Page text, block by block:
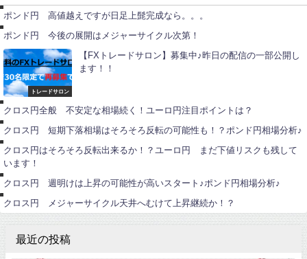
ポンド円 高値越えですが日足上髭完成なら。。。
ポンド円 今後の展開はメジャーサイクル次第！
トレードサロン
【FXトレードサロン】募集中♪昨日の配信の一部公開し
ます！！
クロス円全般 不安定な相場続く！ユーロ円注目ポイントは？
クロス円 短期下落相場はそろそろ反転の可能性も！？ポンド円相場分析♪
クロス円はそろそろ反転出来るか！？ユーロ円 まだ下値リスクも残して
います！
クロス円 週明けは上昇の可能性が高いスタート♪ポンド円相場分析♪
クロス円 メジャーサイクル天井へむけて上昇継続か！？
最近の投稿